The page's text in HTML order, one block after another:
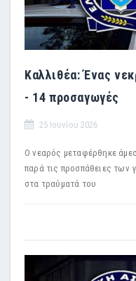
Καλλιθέα: Ένας
- 14 προσαγωγές
25 Ιουνίου 2026
Ο νεαρός μεταφέρθηκε
παρά τις προσπάθειες των
στα τραύματά του